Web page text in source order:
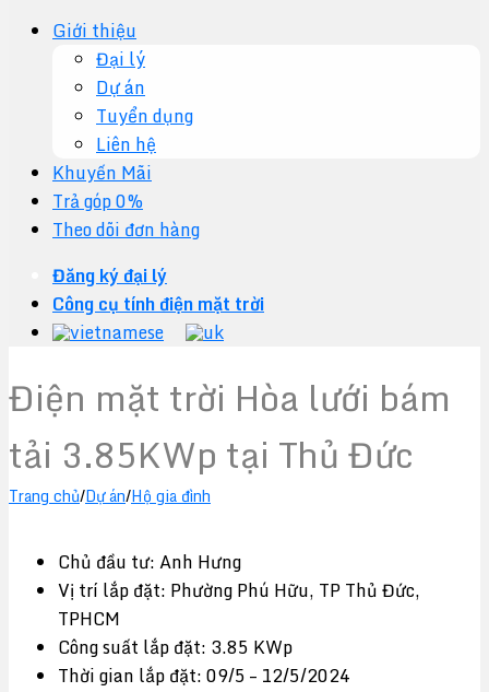
Giới thiệu
Đại lý
Dự án
Tuyển dụng
Liên hệ
Khuyến Mãi
Trả góp 0%
Theo dõi đơn hàng
Đăng ký đại lý
Công cụ tính điện mặt trời
Điện mặt trời Hòa lưới bám
tải 3.85KWp tại Thủ Đức
Trang chủ/Dự án/Hộ gia đình
Chủ đầu tư: Anh Hưng
Vị trí lắp đặt: Phường Phú Hữu, TP Thủ Đức,
TPHCM
Công suất lắp đặt: 3.85 KWp
Thời gian lắp đặt: 09/5 – 12/5/2024